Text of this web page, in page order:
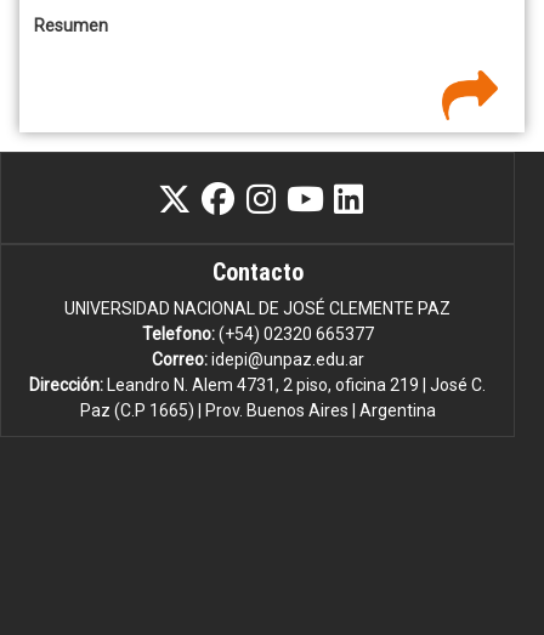
Resumen
Contacto
UNIVERSIDAD NACIONAL DE JOSÉ CLEMENTE PAZ
Telefono:(+54) 02320 665377
Correo:idepi@unpaz.edu.ar
Dirección: Leandro N. Alem 4731, 2 piso, oficina 219 | José C.
Paz (C.P 1665) | Prov. Buenos Aires | Argentina